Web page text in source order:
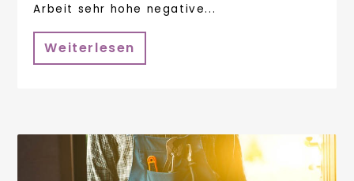
Arbeit sehr hohe negative...
Weiterlesen